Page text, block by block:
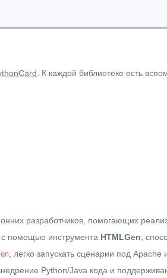
. К каждой библиотеке есть
разработчиков, помогающих
помощью инструмента HTMLGen ,
, легко запускать сценарии под
Python/Java кода и